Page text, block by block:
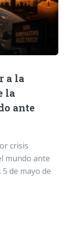
a la
la
ante
crisis
mundo ante
de mayo de